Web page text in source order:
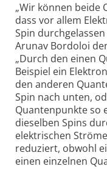
„Wir können beide
dass vor allem
Spin
Arunav Bordoloi
„Durch den einen
Beispiel ein
den anderen
Spin nach unten,
Quantenpunkte so
dieselben Spins
elektrischen
reduziert, obwohl
einen einzelnen